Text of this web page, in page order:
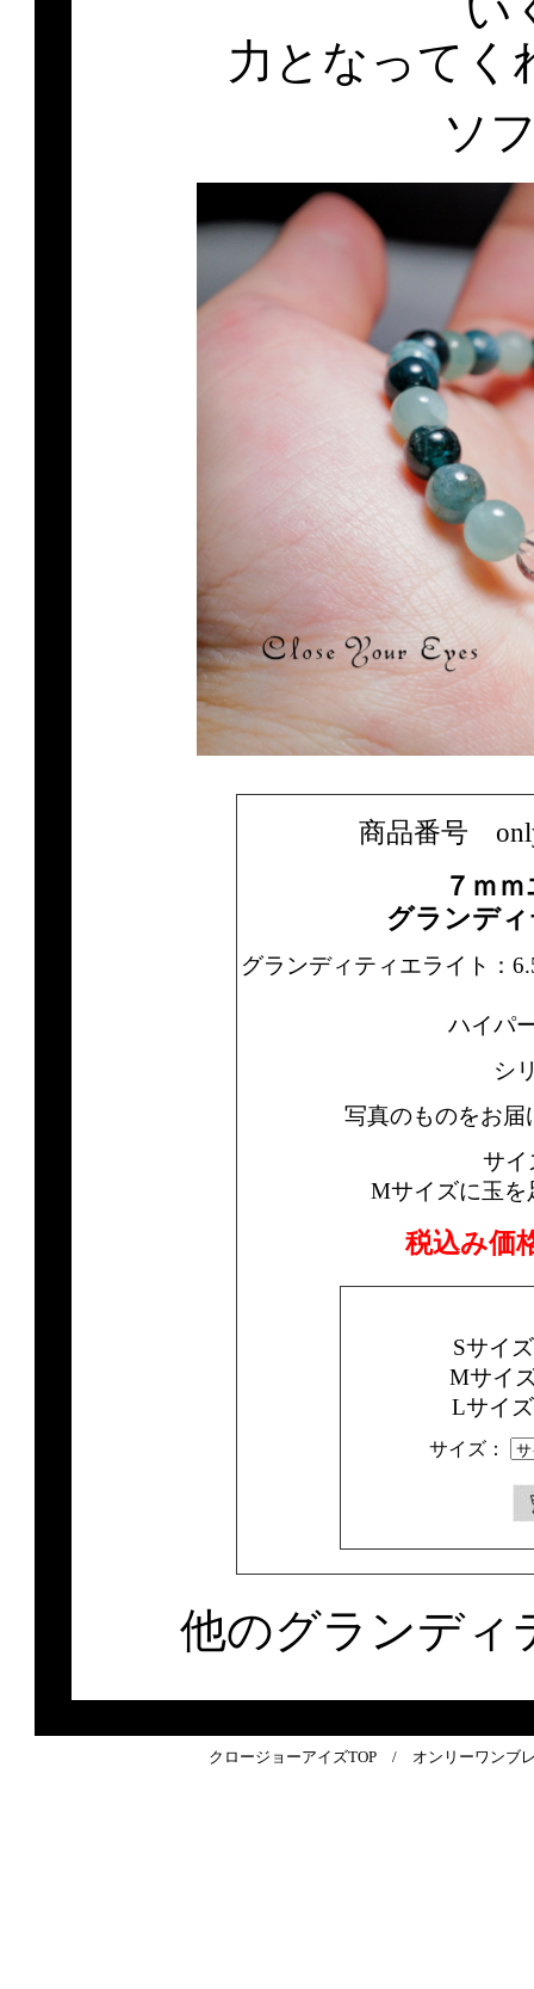
力となってく
ソ
商品番号
７ｍ
グランデ
グランディティエライト：
ハイパ
シ
写真のものをお
サイ
Mサイズに玉を
税込み価
Sサイ
Mサイ
Lサイ
サイズ：
他のグランディ
クロージョーアイズTOP / オンリーワンブ